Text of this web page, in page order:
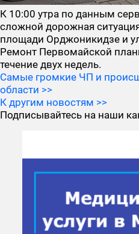
К 10:00 утра по данным
сложной дорожная
площади Орджоникидзе и
Ремонт Первомайской
течение двух недель.
Самые громкие ЧП и
области >>
К другим новостям >>
Подписывайтесь на наши